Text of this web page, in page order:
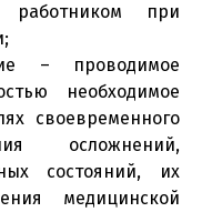
работником при
– проводимое
необходимое
своевременного
осложнений,
состояний, их
медицинской